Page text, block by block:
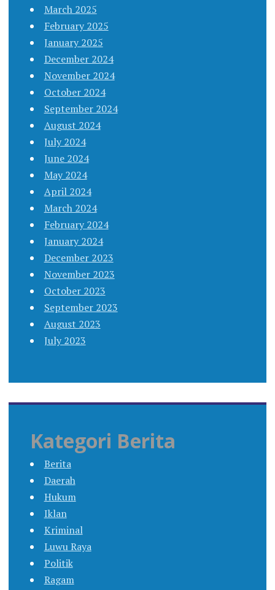
March 2025
February 2025
January 2025
December 2024
November 2024
October 2024
September 2024
August 2024
July 2024
June 2024
May 2024
April 2024
March 2024
February 2024
January 2024
December 2023
November 2023
October 2023
September 2023
August 2023
July 2023
Kategori Berita
Berita
Daerah
Hukum
Iklan
Kriminal
Luwu Raya
Politik
Ragam